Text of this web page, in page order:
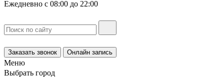
Ежедневно с 08:00 до 22:00
Заказать звонок Онлайн запись
Меню
Выбрать город